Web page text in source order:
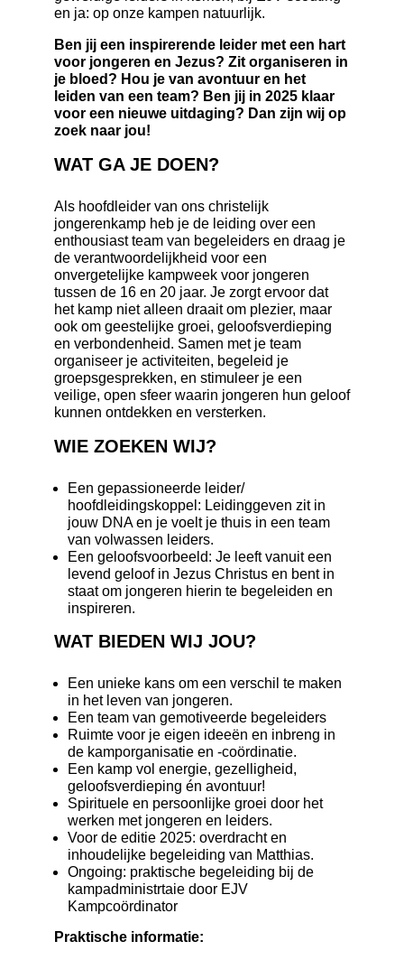
en ja: op onze kampen natuurlijk.
Ben jij een inspirerende leider met een hart
voor jongeren en Jezus? Zit organiseren in
je bloed? Hou je van avontuur en het
leiden van een team? Ben jij in 2025 klaar
voor een nieuwe uitdaging? Dan zijn wij op
zoek naar jou!
WAT GA JE DOEN?
Als hoofdleider van ons christelijk
jongerenkamp heb je de leiding over een
enthousiast team van begeleiders en draag je
de verantwoordelijkheid voor een
onvergetelijke kampweek voor jongeren
tussen de 16 en 20 jaar. Je zorgt ervoor dat
het kamp niet alleen draait om plezier, maar
ook om geestelijke groei, geloofsverdieping
en verbondenheid. Samen met je team
organiseer je activiteiten, begeleid je
groepsgesprekken, en stimuleer je een
veilige, open sfeer waarin jongeren hun geloof
kunnen ontdekken en versterken.
WIE ZOEKEN WIJ?
Een gepassioneerde leider/
hoofdleidingskoppel: Leidinggeven zit in
jouw DNA en je voelt je thuis in een team
van volwassen leiders.
Een geloofsvoorbeeld: Je leeft vanuit een
levend geloof in Jezus Christus en bent in
staat om jongeren hierin te begeleiden en
inspireren.
WAT BIEDEN WIJ JOU?
Een unieke kans om een verschil te maken
in het leven van jongeren.
Een team van gemotiveerde begeleiders
Ruimte voor je eigen ideeën en inbreng in
de kamporganisatie en -coördinatie.
Een kamp vol energie, gezelligheid,
geloofsverdieping én avontuur!
Spirituele en persoonlijke groei door het
werken met jongeren en leiders.
Voor de editie 2025: overdracht en
inhoudelijke begeleiding van Matthias.
Ongoing: praktische begeleiding bij de
kampadministrtaie door EJV
Kampcoördinator
Praktische informatie: